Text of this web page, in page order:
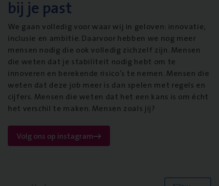
bij je past
We gaan volledig voor waar wij in geloven: innovatie,
inclusie en ambitie. Daarvoor hebben we nog meer
mensen nodig die ook volledig zichzelf zijn. Mensen
die weten dat je stabiliteit nodig hebt om te
innoveren en berekende risico’s te nemen. Mensen die
weten dat deze job meer is dan spelen met regels en
cijfers. Mensen die weten dat het een kans is om écht
het verschil te maken. Mensen zoals jij?
Volg ons op instagram